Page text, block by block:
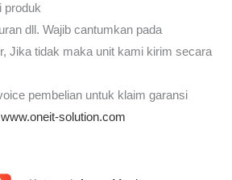
produk
dll. Wajib cantumkan pada
Jika tidak maka unit kami kirim secara
pembelian untuk klaim garansi
www.oneit-solution.com